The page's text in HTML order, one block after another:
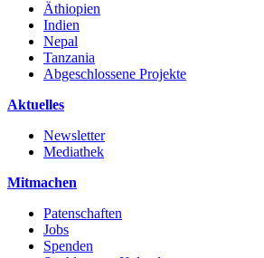
Äthiopien
Indien
Nepal
Tanzania
Abgeschlossene Projekte
Aktuelles
Newsletter
Mediathek
Mitmachen
Patenschaften
Jobs
Spenden